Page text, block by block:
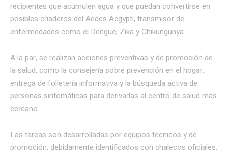
recipientes que acumulen agua y que puedan convertirse en
posibles criaderos del Aedes Aegypti, transmisor de
enfermedades como el Dengue, Zika y Chikungunya.
A la par, se realizan acciones preventivas y de promoción de
la salud, como la consejería sobre prevención en el hogar,
entrega de folletería informativa y la búsqueda activa de
personas sintomáticas para derivarlas al centro de salud más
cercano.
Las tareas son desarrolladas por equipos técnicos y de
promoción, debidamente identificados con chalecos oficiales.